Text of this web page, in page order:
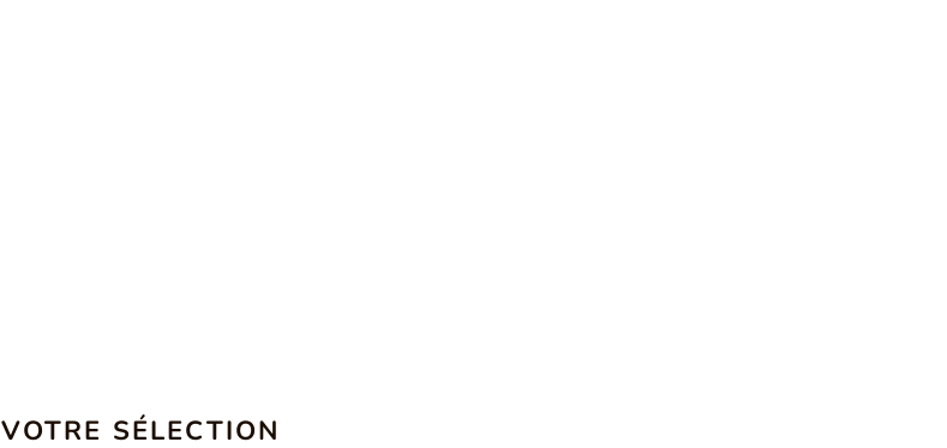
VOTRE SÉLECTION